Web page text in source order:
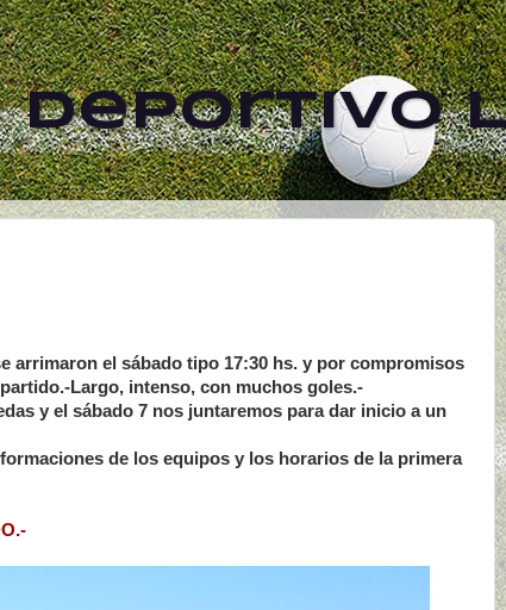
arrimaron el sábado tipo 17:30 hs. y por compromisos
Largo, intenso, con muchos goles.-
y el sábado 7 nos juntaremos para dar inicio a un
de los equipos y los horarios de la primera